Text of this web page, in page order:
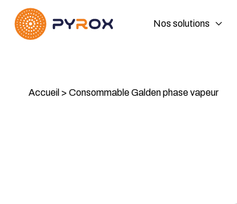
Nos solutions
Accueil > Consommable Galden phase vapeur